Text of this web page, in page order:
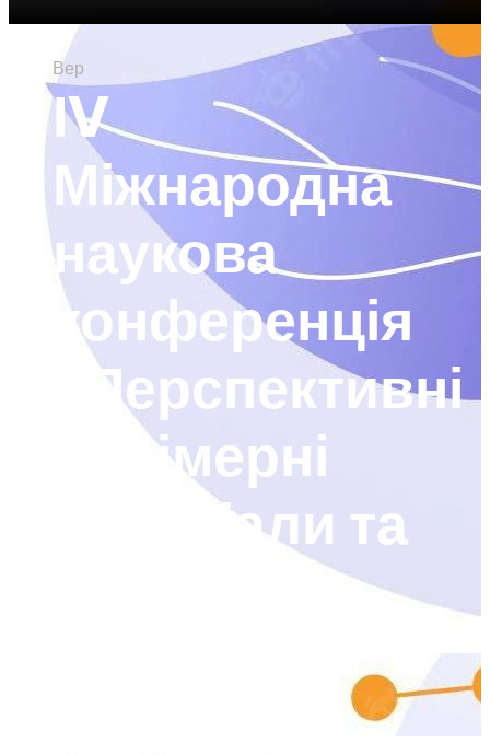
30
Вер
ІV
Міжнародна
наукова
конференція
«Перспективні
полімерні
матеріали та
технології»